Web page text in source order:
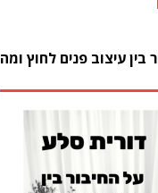
בין עיצוב פנים לחוץ ומה